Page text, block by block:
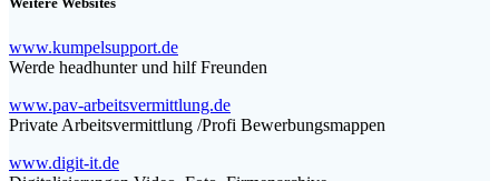
www.kumpelsupport.de
Werde headhunter und hilf Freunden
www.pav-arbeitsvermittlung.de
Private Arbeitsvermittlung /Profi Bewerbungsmappen
www.digit-it.de